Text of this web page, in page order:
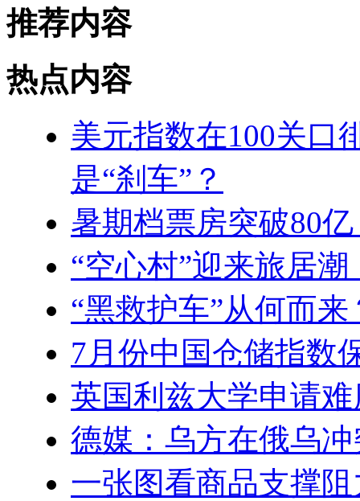
推荐内容
热点内容
美元指数在100关口
是“刹车”？
暑期档票房突破80
“空心村”迎来旅居
“黑救护车”从何而
7月份中国仓储指数
英国利兹大学申请
德媒：乌方在俄乌
一张图看商品支撑